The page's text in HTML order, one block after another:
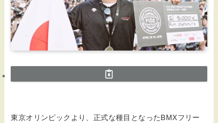
東京オリンピックより、正式な種目となったBMXフリー